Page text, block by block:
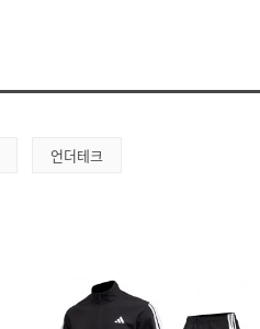
언더테크